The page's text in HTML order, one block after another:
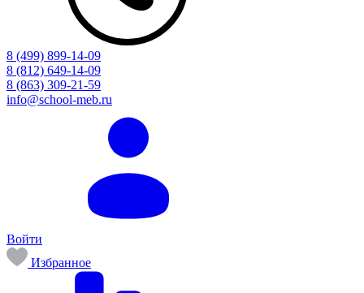
8 (499) 899-14-09
8 (812) 649-14-09
8 (863) 309-21-59
info@school-meb.ru
Войти
Избранное